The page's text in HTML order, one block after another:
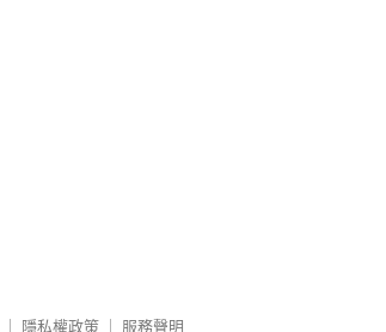
隱私權政策 服務聲明